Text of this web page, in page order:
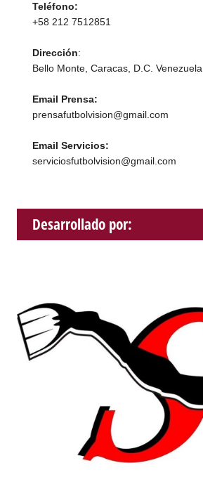
Teléfono:
+58 212 7512851
Dirección:
Bello Monte, Caracas, D.C. Venezuela
Email Prensa:
prensafutbolvision@gmail.com
Email Servicios:
serviciosfutbolvision@gmail.com
Desarrollado por: